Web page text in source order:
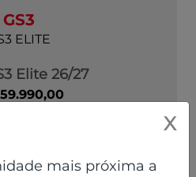
GS3
ELITE
Elite 26/27
X
mais próxima a